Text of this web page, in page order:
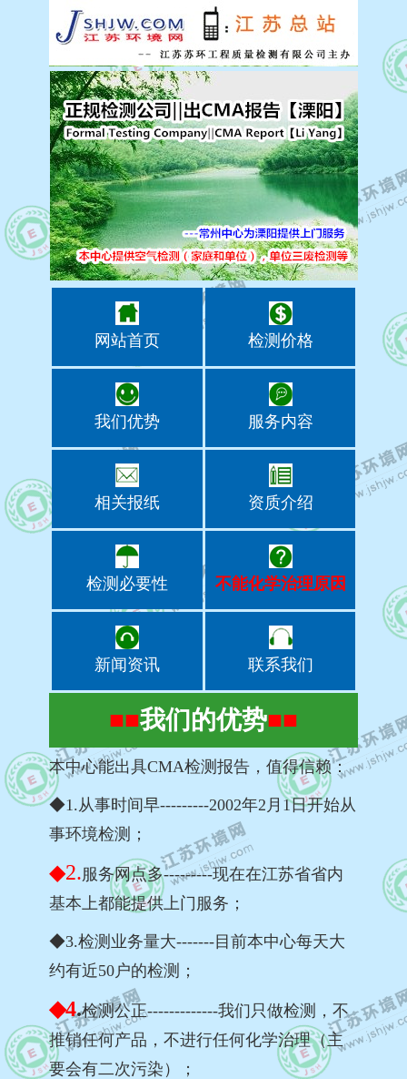
网站首页 检测价格
我们优势 服务内容
相关报纸 资质介绍
检测必要性 不能化学治理原因
新闻资讯 联系我们
■■我们的优势■■
本中心能出具CMA检测报告，值得信赖：
◆1.从事时间早---------2002年2月1日开始从
事环境检测；
◆2.服务网点多---------现在在江苏省省内
基本上都能提供上门服务；
◆3.检测业务量大-------目前本中心每天大
约有近50户的检测；
◆4.检测公正-------------我们只做检测，不
推销任何产品，不进行任何化学治理（主
要会有二次污染）；